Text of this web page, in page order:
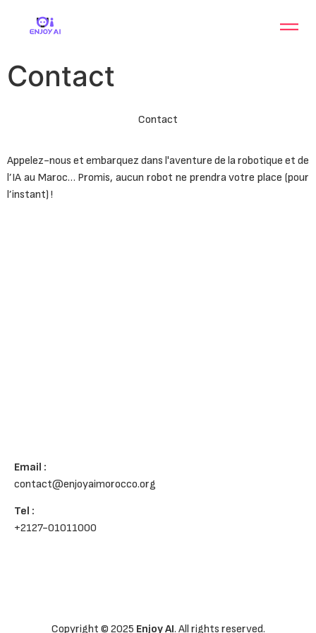
Contact
Contact
Appelez-nous et embarquez dans l'aventure de la robotique et de
l’IA au Maroc… Promis, aucun robot ne prendra votre place (pour
l’instant) !
Email :
contact@enjoyaimorocco.org
Tel :
+2127-01011000
Copyright © 2025 Enjoy AI. All rights reserved.